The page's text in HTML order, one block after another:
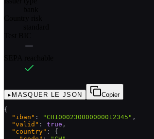
▸ MASQUER LE JSON Copier
{
"iban" : "CH1000230000000012345" ,
"valid" : true ,
"country" :
{